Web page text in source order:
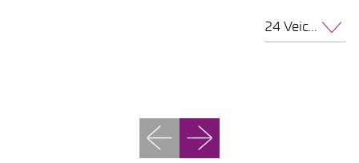
24 Veicoli per pagina